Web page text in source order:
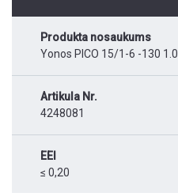
Produkta nosaukums
Yonos PICO 15/1-6 -130 1.0
Artikula Nr.
4248081
EEI
≤ 0,20